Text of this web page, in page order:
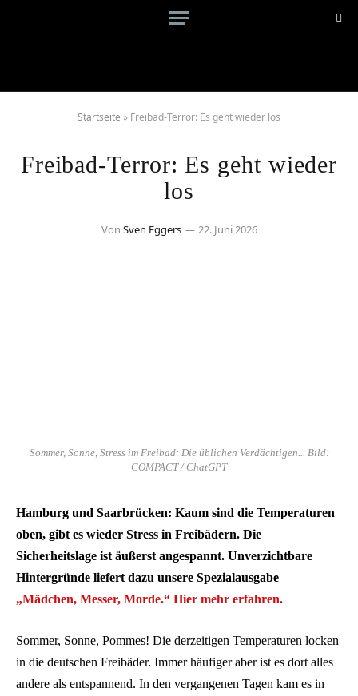
Startseite » Freibad-Terror: Es geht wieder los
Freibad-Terror: Es geht wieder
los
Von Sven Eggers 22. Juni 2026
Sommer, Sonne, Stress im Freibad: Die üblichen Verdächtigen... Bild:
COMPACT / ChatGPT
Hamburg und Saarbrücken: Kaum sind die Temperaturen
oben, gibt es wieder Stress in Freibädern. Die
Sicherheitslage ist äußerst angespannt. Unverzichtbare
Hintergründe liefert dazu unsere Spezialausgabe
„Mädchen, Messer, Morde.“ Hier mehr erfahren.
Sommer, Sonne, Pommes! Die derzeitigen Temperaturen locken
in die deutschen Freibäder. Immer häufiger aber ist es dort alles
andere als entspannend. In den vergangenen Tagen kam es in